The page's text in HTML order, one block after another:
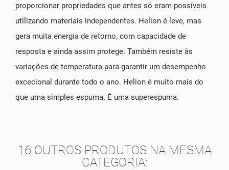
proporcionar propriedades que antes só eram possíveis
utilizando materiais independentes. Helion é leve, mas
gera muita energia de retorno, com capacidade de
resposta e ainda assim protege. Também resiste às
variações de temperatura para garantir um desempenho
excecional durante todo o ano. Helion é muito mais do
que uma simples espuma. É uma superespuma.
16 OUTROS PRODUTOS NA MESMA
CATEGORIA: